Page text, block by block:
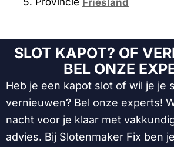
Friesland
SLOT KAPOT? OF
BEL ONZE
Heb je een kapot slot of wil je je
vernieuwen? Bel onze experts!
nacht voor je klaar met
advies. Bij Slotenmaker Fix ben